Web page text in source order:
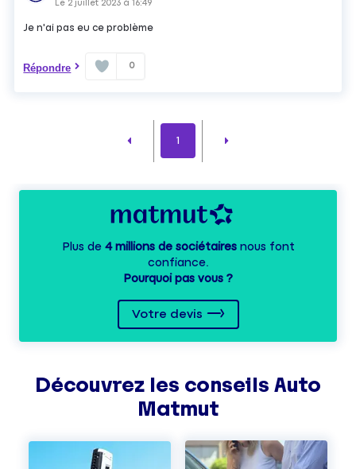
Le 2 juillet 2023 à16:49
Je n'ai pas eu ce problème
Répondre 0
1
Plus de 4 millions de sociétairesnous font
confiance.
Pourquoi pas vous ?
Votre devis
Découvrez les conseils Auto
Matmut